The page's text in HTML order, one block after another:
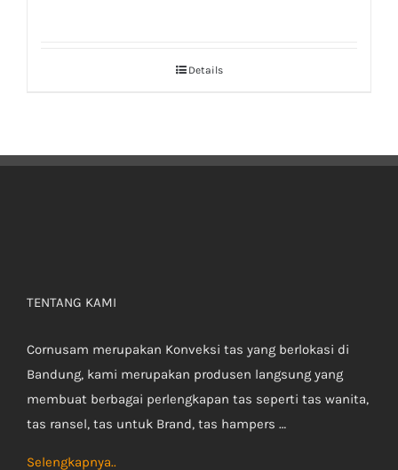
Details
TENTANG KAMI
Cornusam merupakan Konveksi tas yang berlokasi di
Bandung, kami merupakan produsen langsung yang
membuat berbagai perlengkapan tas seperti tas wanita,
tas ransel, tas untuk Brand, tas hampers …
Selengkapnya..